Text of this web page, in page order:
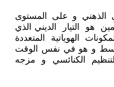
الذهني و على المستوى
هو التيار الديني الذي
الهوياتية المتعددة
و هو في نفس الوقت
الكنائسي و مزجه